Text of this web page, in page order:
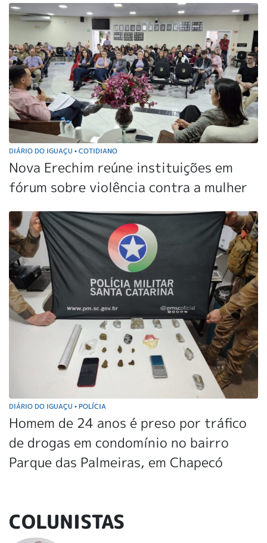
DIÁRIO DO IGUAÇU • COTIDIANO
Nova Erechim reúne instituições em
fórum sobre violência contra a mulher
DIÁRIO DO IGUAÇU • POLÍCIA
Homem de 24 anos é preso por tráfico
de drogas em condomínio no bairro
Parque das Palmeiras, em Chapecó
COLUNISTAS